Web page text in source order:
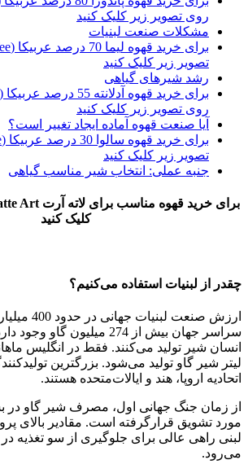
روی تصویر زیر کلیک کنید
مشکلات صنعت لبنیات
تصویر زیر کلیک کنید
رشد شیرهای گیاهی
روی تصویر زیر کلیک کنید
آیا صنعت قهوه آماده ایجاد تغییر است؟
تصویر زیر کلیک کنید
جنبه عملی: انتخاب شیر مناسب گیاهی
کلیک کنید
چقدر از لبنیات استفاده می‌کنیم؟
ارزش صنعت
سراسر جهان بیش از 274
لیتر شیر گاو تولید می‌شود. بزرگترین
اتحادیه اروپا، هند و ایالات‌متحده هستند.
از زمان جنگ جهانی اول، مصرف شیر گاو در
مورد تشویق قرارگرفته است. مقادیر بالای
لبنی راهی عالی برای جلوگیری از سو تغذیه
می‌رود.